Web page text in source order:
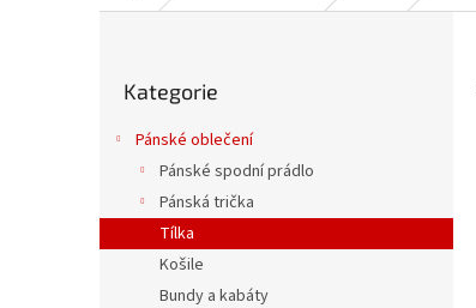
kategorie
Kategorie
Pánské oblečení
Pánské spodní prádlo
Pánská trička
Tílka
Košile
Bundy a kabáty